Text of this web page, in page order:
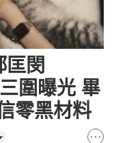
匡閔
圍曝光 畢
零黑材料